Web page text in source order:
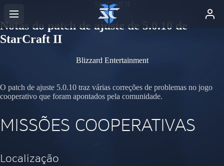
StarCraft II
Notas do patch de ajuste de 5.0.10 de
StarCraft II
Blizzard Entertainment
O patch de ajuste 5.0.10 traz várias correções de problemas no jogo
cooperativo que foram apontados pela comunidade.
MISSÕES COOPERATIVAS
Localização